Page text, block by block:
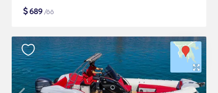
$689 /öö